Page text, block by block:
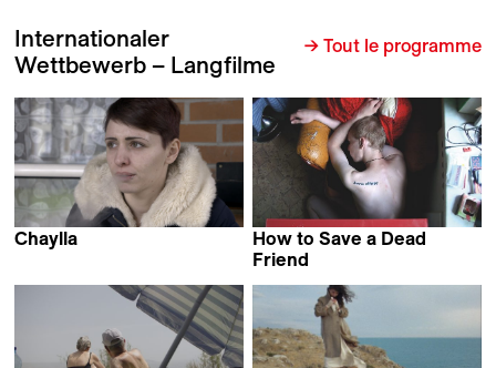
Internationaler
Wettbewerb – Langfilme
→ Tout le programme
Chaylla
How to Save a Dead
Friend